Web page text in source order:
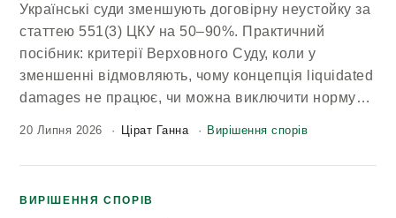
Українські суди зменшують договірну неустойку за
статтею 551(3) ЦКУ на 50–90%. Практичний
посібник: критерії Верховного Суду, коли у
зменшенні відмовляють, чому концепція liquidated
damages не працює, чи можна виключити норму…
20 Липня 2026 Цірат Ганна Вирішення спорів
ВИРІШЕННЯ СПОРІВ